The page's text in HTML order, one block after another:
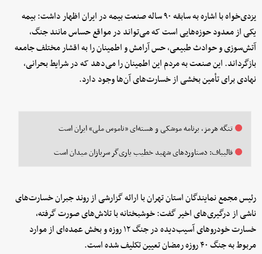
یزدی‌خواه با اشاره به سابقه ۹۰ ساله صنعت بیمه در ایران اظهار داشت: بیمه
یکی از معدود حوزه‌هایی است که می‌تواند در مواقع حساس مانند جنگ،
آتش‌سوزی و حوادث طبیعی، حس آرامش و اطمینان را به اقشار مختلف جامعه
بازگرداند. این صنعت به مردم این اطمینان را می‌دهد که در شرایط بحرانی،
نهادی برای تأمین بخشی از خسارت‌های آن‌ها وجود دارد.
تنگه هرمز، برنامه موشکی و هسته‌ای «ناموس ملی» ایران است
قالیباف: دستاوردهای شهید خطیب یاری‌گر سربازان میدان است
رئیس مجمع نمایندگان استان تهران با ارائه گزارشی از روند جبران خسارت‌های
ناشی از درگیری‌های اخیر گفت: خوشبختانه با تلاش‌های صورت گرفته،
خسارت خودروهای آسیب‌دیده در جنگ ۱۲ روزه و بخش عمده‌ای از موارد
مربوط به جنگ ۴۰ روزه رمضان تعیین تکلیف شده است.